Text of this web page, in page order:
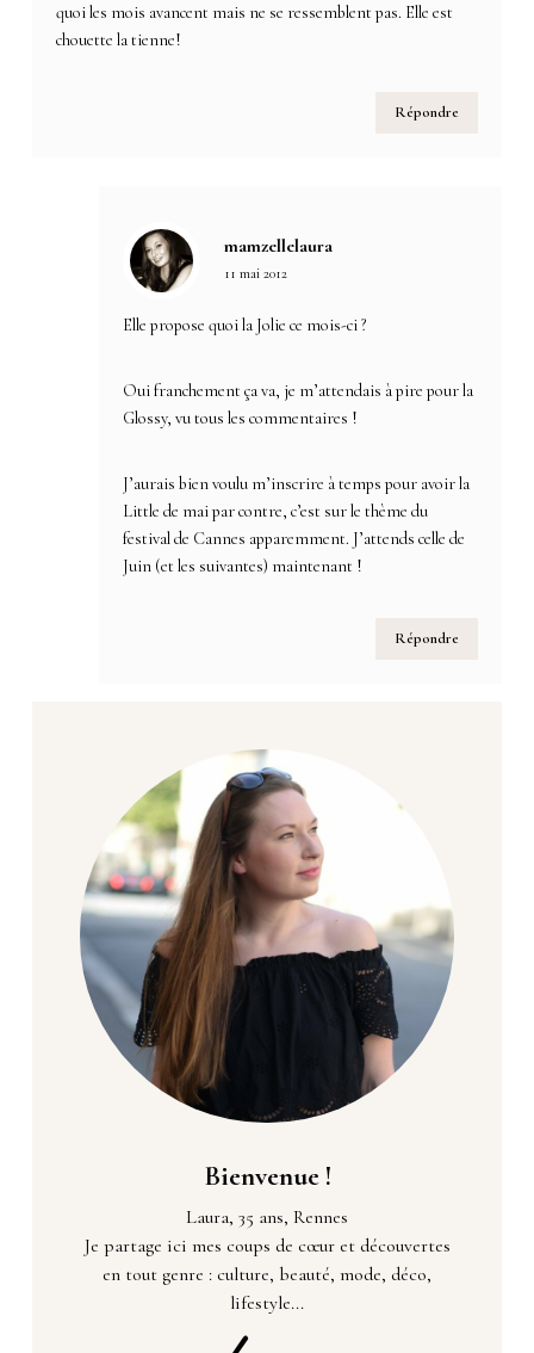
quoi les mois avancent mais ne se ressemblent pas. Elle est
chouette la tienne!
Répondre
mamzellelaura
11 mai 2012
Elle propose quoi la Jolie ce mois-ci ?
Oui franchement ça va, je m’attendais à pire pour la
Glossy, vu tous les commentaires !
J’aurais bien voulu m’inscrire à temps pour avoir la
Little de mai par contre, c’est sur le thème du
festival de Cannes apparemment. J’attends celle de
Juin (et les suivantes) maintenant !
Répondre
Bienvenue !
Laura, 35 ans, Rennes
Je partage ici mes coups de cœur et découvertes
en tout genre : culture, beauté, mode, déco,
lifestyle...